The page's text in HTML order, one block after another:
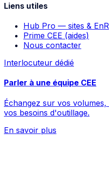
Liens utiles
Hub Pro — sites & EnR
Prime CEE (aides)
Nous contacter
Interlocuteur dédié
Parler à une équipe CEE
Échangez sur vos
vos besoins d'outillage.
En savoir plus